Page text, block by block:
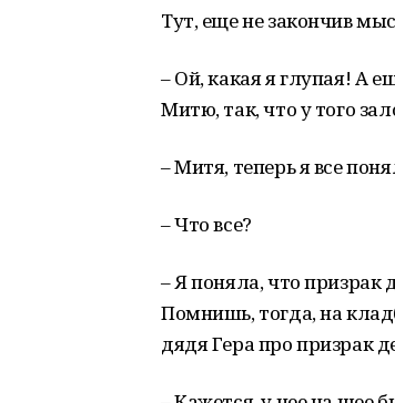
Тут, еще не закончив
– Ой, какая я глупая! А
Митю, так, что у того
– Митя, теперь я все
– Что все?
– Я поняла, что призрак
Помнишь, тогда, на
дядя Гера про призрак